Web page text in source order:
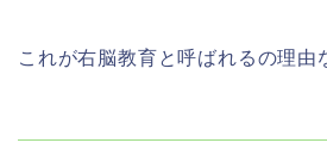
これが右脳教育と呼ばれるの理由